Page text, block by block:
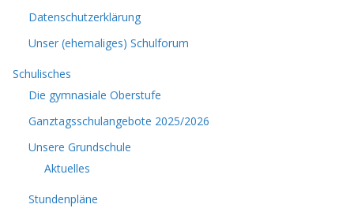
Datenschutzerklärung
Unser (ehemaliges) Schulforum
Schulisches
Die gymnasiale Oberstufe
Ganztagsschulangebote 2025/2026
Unsere Grundschule
Aktuelles
Stundenpläne